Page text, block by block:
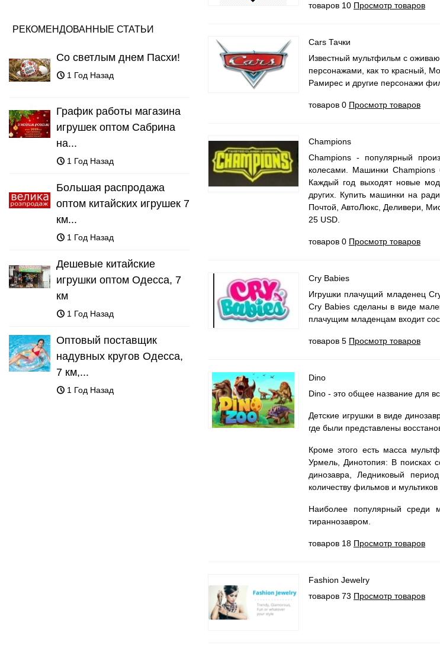
РЕКОМЕНДОВАННЫЕ СТАТЬИ
Со светлым днем Пасхи!
1 Год Назад
График работы магазина
игрушек оптом Сабрина
на...
1 Год Назад
Большая распродажа
оптом китайских игрушек 7
км...
1 Год Назад
Дешевые китайские
игрушки оптом Одесса, 7
км
1 Год Назад
Оптовый поставщик
надувных кругов Одесса,
7 км,...
1 Год Назад
товаров 10 Просмотр товаров
Cars Тачки
Известный мультфильм с
персонажами, как то красный,
Рамирес и другие персонажи
товаров 0 Просмотр товаров
Champions
Champions - популярный
колесами. Машинки Champions
Каждый год выходят новые
других. Купить машинки на
Почтой, АвтоЛюкс, Деливери,
25 USD.
товаров 0 Просмотр товаров
Cry Babies
Игрушки плачущий младенец
Cry Babies сделаны в виде
плачущим младенцам входит
товаров 5 Просмотр товаров
Dino
Dino - это общее название для
Детские игрушки в виде
где были представлены
Кроме этого есть масса
Урмель, Динотопия: В поисках
динозавра, Ледниковый
количеству фильмов и мультиков
Наиболее популярный среди
тираннозавром.
товаров 18 Просмотр товаров
Fashion Jewelry
товаров 73 Просмотр товаров